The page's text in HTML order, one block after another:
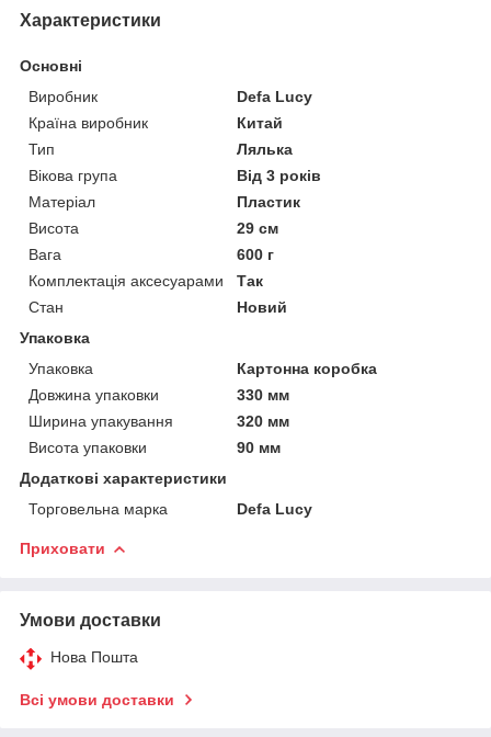
Характеристики
Основні
Виробник
Defa Lucy
Країна виробник
Китай
Тип
Лялька
Вікова група
Від 3 років
Матеріал
Пластик
Висота
29 см
Вага
600 г
Комплектація аксесуарами
Так
Стан
Новий
Упаковка
Упаковка
Картонна коробка
Довжина упаковки
330 мм
Ширина упакування
320 мм
Висота упаковки
90 мм
Додаткові характеристики
Торговельна марка
Defa Lucy
Приховати
Умови доставки
Нова Пошта
Всі умови доставки